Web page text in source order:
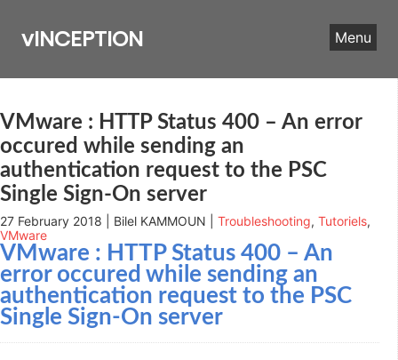
content
vINCEPTION Menu
VMware : HTTP Status 400 – An error
occured while sending an
authentication request to the PSC
Single Sign-On server
27 February 2018 | Bilel KAMMOUN | Troubleshooting, Tutoriels,
VMware
VMware : HTTP Status 400 – An
error occured while sending an
authentication request to the PSC
Single Sign-On server